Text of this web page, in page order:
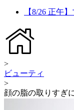
【8/26 正午
>
ビューティ
>
顔の脂の取りすぎ